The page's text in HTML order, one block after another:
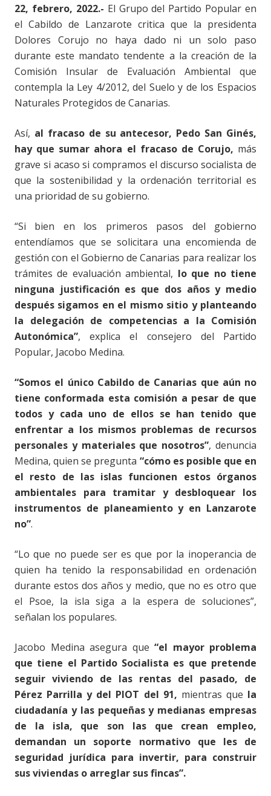
22, febrero, 2022.- El Grupo del Partido Popular en
el Cabildo de Lanzarote critica que la presidenta
Dolores Corujo no haya dado ni un solo paso
durante este mandato tendente a la creación de la
Comisión Insular de Evaluación Ambiental que
contempla la Ley 4/2012, del Suelo y de los Espacios
Naturales Protegidos de Canarias.
Así, al fracaso de su antecesor, Pedo San Ginés,
hay que sumar ahora el fracaso de Corujo, más
grave si acaso si compramos el discurso socialista de
que la sostenibilidad y la ordenación territorial es
una prioridad de su gobierno.
“Si bien en los primeros pasos del gobierno
entendíamos que se solicitara una encomienda de
gestión con el Gobierno de Canarias para realizar los
trámites de evaluación ambiental, lo que no tiene
ninguna justificación es que dos años y medio
después sigamos en el mismo sitio y planteando
la delegación de competencias a la Comisión
Autonómica”, explica el consejero del Partido
Popular, Jacobo Medina.
“Somos el único Cabildo de Canarias que aún no
tiene conformada esta comisión a pesar de que
todos y cada uno de ellos se han tenido que
enfrentar a los mismos problemas de recursos
personales y materiales que nosotros”, denuncia
Medina, quien se pregunta “cómo es posible que en
el resto de las islas funcionen estos órganos
ambientales para tramitar y desbloquear los
instrumentos de planeamiento y en Lanzarote
no”.
“Lo que no puede ser es que por la inoperancia de
quien ha tenido la responsabilidad en ordenación
durante estos dos años y medio, que no es otro que
el Psoe, la isla siga a la espera de soluciones”,
señalan los populares.
Jacobo Medina asegura que “el mayor problema
que tiene el Partido Socialista es que pretende
seguir viviendo de las rentas del pasado, de
Pérez Parrilla y del PIOT del 91, mientras que la
ciudadanía y las pequeñas y medianas empresas
de la isla, que son las que crean empleo,
demandan un soporte normativo que les de
seguridad jurídica para invertir, para construir
sus viviendas o arreglar sus fincas”.